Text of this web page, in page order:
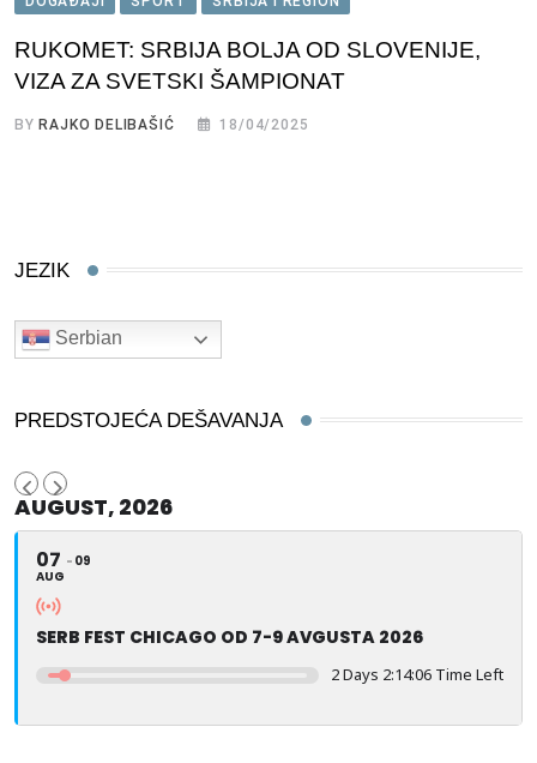
RUKOMET: SRBIJA BOLJA OD SLOVENIJE,
VIZA ZA SVETSKI ŠAMPIONAT
BY RAJKO DELIBAŠIĆ 18/04/2025
JEZIK
Serbian
PREDSTOJEĆA DEŠAVANJA
AUGUST, 2026
07
AUG
09
SERB FEST CHICAGO OD 7-9 AVGUSTA 2026
2 Days 2:14:05 Time Left